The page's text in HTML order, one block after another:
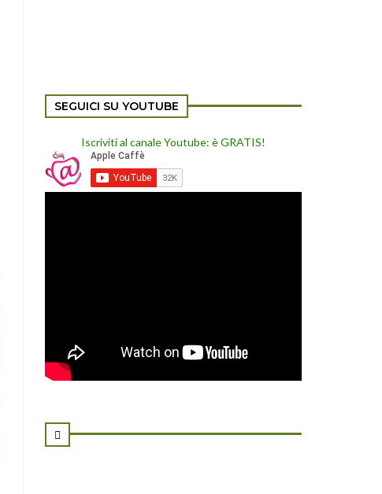
SEGUICI SU YOUTUBE
Iscriviti al canale Youtube: è GRATIS!
